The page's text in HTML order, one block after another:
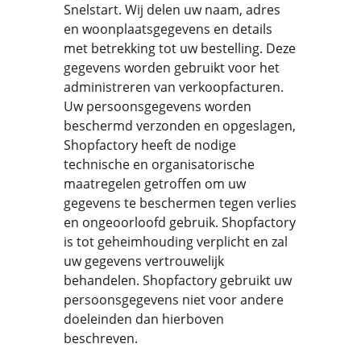
Snelstart. Wij delen uw naam, adres
en woonplaatsgegevens en details
met betrekking tot uw bestelling. Deze
gegevens worden gebruikt voor het
administreren van verkoopfacturen.
Uw persoonsgegevens worden
beschermd verzonden en opgeslagen,
Shopfactory heeft de nodige
technische en organisatorische
maatregelen getroffen om uw
gegevens te beschermen tegen verlies
en ongeoorloofd gebruik. Shopfactory
is tot geheimhouding verplicht en zal
uw gegevens vertrouwelijk
behandelen. Shopfactory gebruikt uw
persoonsgegevens niet voor andere
doeleinden dan hierboven
beschreven.